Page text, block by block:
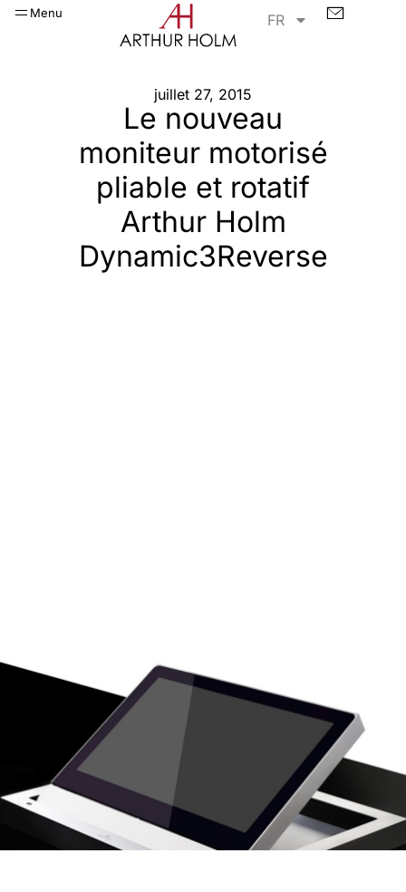
Menu FR
juillet 27, 2015
Le nouveau
moniteur motorisé
pliable et rotatif
Arthur Holm
Dynamic3Reverse